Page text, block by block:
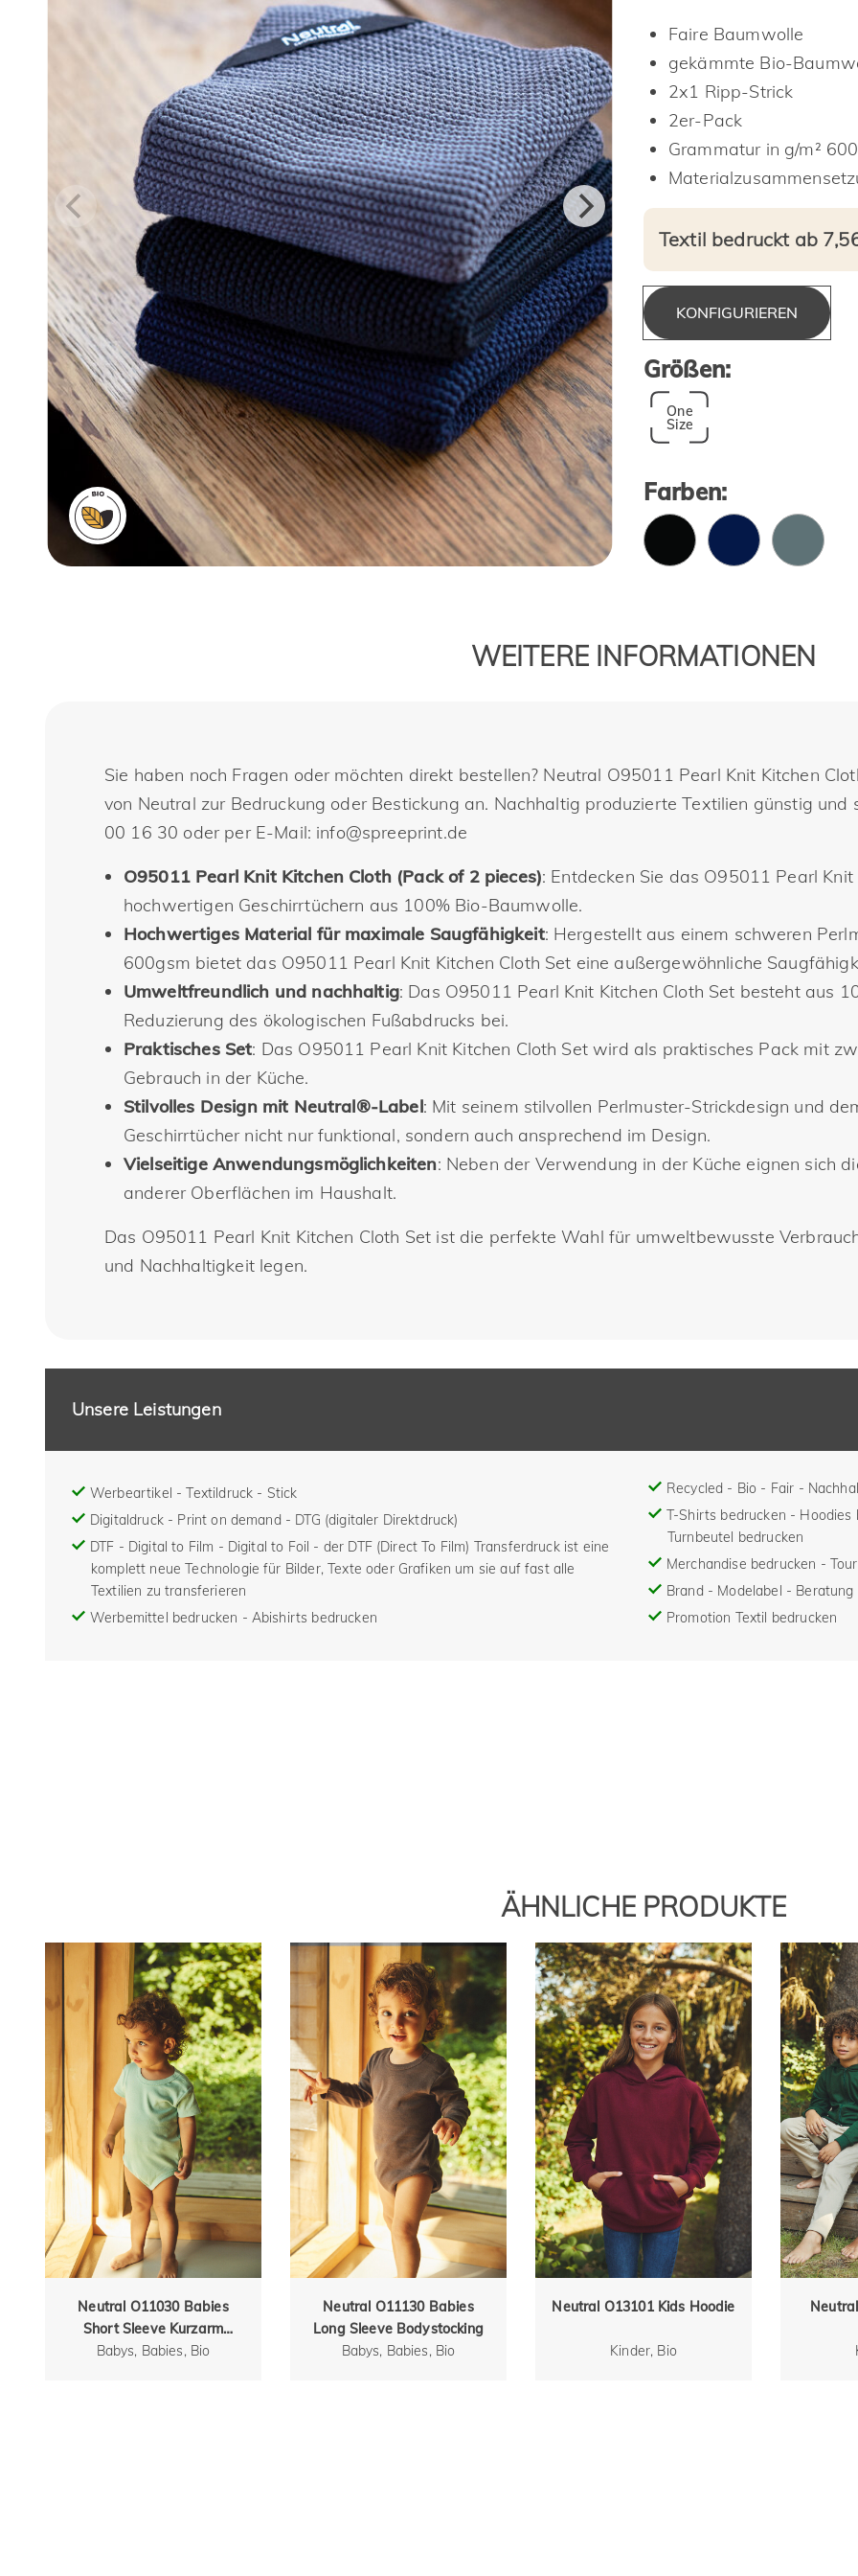
Faire Baumwolle
gekämmte Bio-
2x1 Ripp-Strick
2er-Pack
Grammatur in g/m² 600
Textil bedruckt ab
KONFIGURIEREN
Größen:
One
Size
Farben:
WEITERE INFORMATIONEN
Sie haben noch Fragen oder möchten direkt bestellen? Neutral O95011 Pearl Knit Kitchen
von Neutral zur Bedruckung oder Bestickung an. Nachhaltig produzierte Textilien günstig und
00 16 30 oder per E-Mail: info@spreeprint.de
O95011 Pearl Knit Kitchen Cloth (Pack of 2 pieces): Entdecken Sie das O95011 Pearl
hochwertigen Geschirrtüchern aus 100% Bio-Baumwolle.
Hochwertiges Material für maximale Saugfähigkeit: Hergestellt aus einem schweren
600gsm bietet das O95011 Pearl Knit Kitchen Cloth Set eine außergewöhnliche
Umweltfreundlich und nachhaltig: Das O95011 Pearl Knit Kitchen Cloth Set besteht aus
Reduzierung des ökologischen Fußabdrucks bei.
Praktisches Set: Das O95011 Pearl Knit Kitchen Cloth Set wird als praktisches Pack mit
Gebrauch in der Küche.
Stilvolles Design mit Neutral®-Label: Mit seinem stilvollen Perlmuster-Strickdesign und
Geschirrtücher nicht nur funktional, sondern auch ansprechend im Design.
Vielseitige Anwendungsmöglichkeiten: Neben der Verwendung in der Küche eignen sich
anderer Oberflächen im Haushalt.
Das O95011 Pearl Knit Kitchen Cloth Set ist die perfekte Wahl für umweltbewusste
und Nachhaltigkeit legen.
Unsere Leistungen
Werbeartikel - Textildruck - Stick
Digitaldruck - Print on demand - DTG (digitaler Direktdruck)
DTF - Digital to Film - Digital to Foil - der DTF (Direct To Film) Transferdruck ist eine
komplett neue Technologie für Bilder, Texte oder Grafiken um sie auf fast alle
Textilien zu transferieren
Werbemittel bedrucken - Abishirts bedrucken
Recycled - Bio - Fair -
T-Shirts bedrucken - Hoodies
Turnbeutel bedrucken
Merchandise bedrucken -
Brand - Modelabel - Beratung
Promotion Textil bedrucken
ÄHNLICHE PRODUKTE
Neutral O11030 Babies
Short Sleeve Kurzarm
Bodystocking
Babys, Babies, Bio
Neutral O11130 Babies
Long Sleeve Bodystocking
Babys, Babies, Bio
Neutral O13101 Kids Hoodie
Kinder, Bio